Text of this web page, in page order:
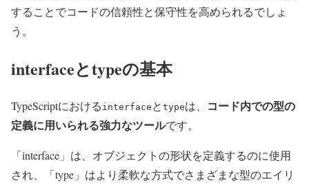
することでコードの信頼性と保守性を高められるでしょ
う。
interfaceとtypeの基本
TypeScriptにおける interface と typeは、 コード内での型の
定義に用いられる強力なツールです。
「interface」は、オブジェクトの形状を定義するのに使用
され、「type」はより柔軟な方式でさまざまな型のエイリ